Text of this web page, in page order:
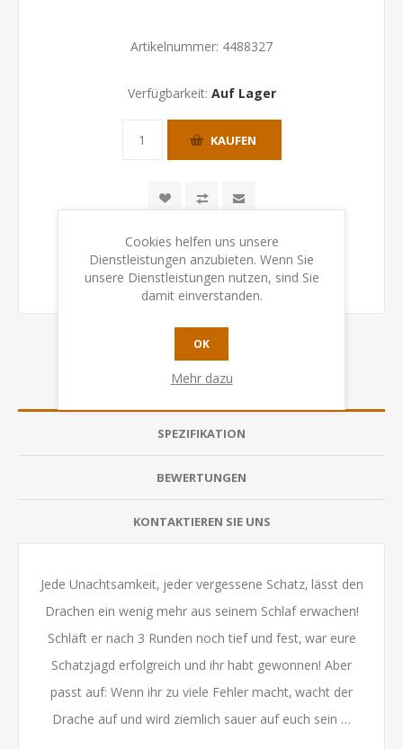
Artikelnummer: 4488327
Verfügbarkeit: Auf Lager
KAUFEN
ÜBERSICHT
SPEZIFIKATION
BEWERTUNGEN
KONTAKTIEREN SIE UNS
Jede Unachtsamkeit‚ jeder vergessene Schatz‚ lässt den
Drachen ein wenig mehr aus seinem Schlaf erwachen!
Schläft er nach 3 Runden noch tief und fest‚ war eure
Schatzjagd erfolgreich und ihr habt gewonnen! Aber
passt auf: Wenn ihr zu viele Fehler macht‚ wacht der
Drache auf und wird ziemlich sauer auf euch sein …
Cookies helfen uns unsere
Dienstleistungen anzubieten. Wenn Sie
unsere Dienstleistungen nutzen, sind Sie
damit einverstanden.
OK
Mehr dazu